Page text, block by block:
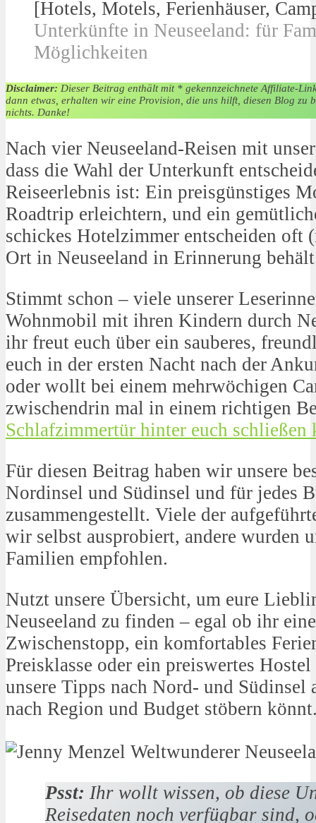
Unterkünfte in Neuseeland: für
Möglichkeiten
Disclaimer: Dieser Beitrag enthält mit * gekennzeichnete Affiliate-
dann etwas, erhalten wir eine Provision, die uns hilft, diesen Blog zu
nichts. Danke!
Nach vier Neuseeland-Reisen mit
dass die Wahl der Unterkunft
Reiseerlebnis ist: Ein preisgünstiges
Roadtrip erleichtern, und ein
schickes Hotelzimmer entscheiden oft
Ort in Neuseeland in Erinnerung
Stimmt schon – viele unserer
Wohnmobil mit ihren Kindern durch
ihr freut euch über ein sauberes,
euch in der ersten Nacht nach der
oder wollt bei einem mehrwöchigen
zwischendrin mal in einem richtigen
Schlafzimmertür hinter euch schließen
Für diesen Beitrag haben wir unsere
Nordinsel und Südinsel und für jedes
zusammengestellt. Viele der
wir selbst ausprobiert, andere wurden
Familien empfohlen.
Nutzt unsere Übersicht, um eure
Neuseeland zu finden – egal ob ihr
Zwischenstopp, ein komfortables
Preisklasse oder ein preiswertes
unsere Tipps nach Nord- und Südinsel
nach Region und Budget stöbern
Psst: Ihr wollt wissen, ob diese
Reisedaten noch verfügbar sind,